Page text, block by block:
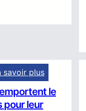
é
e
t
d
é
n
é
e
e
,
p
r
savoir plus
:
Dle
pour leur